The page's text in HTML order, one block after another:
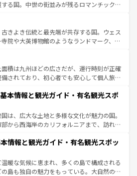
理はユネスコ無形文化遺産にも登録されて
ダー畑など、多彩な楽しみ方が可能だ。さ
外の地域にも魅力が溢れており、どの街角に
文化が息づいている。パリ以外の個性あふ
い。
る国。中世の街並みが残るロマンチック街
は、どこを歩いても飽きることがない。ベ
活気、バイエルン州のアルプスの絶景、そ
沿いのワイン畑といった風景は必見。ビール
はぜひ体験してほしい。 なお、新着の
コンテンツ一覧を参照してほしい。
きよき伝統と最先端が共存する国。ウェス
寺院や大英博物館のようなランドマーク、歴
る魅力がある。また、優雅なアフタヌーン
ル好きにはたまらない英国パブ、サッカー観
からこそできる体験も豊富。イギリスを旅
照してほしい。
面積は九州ほどの広さだが、運行時刻が正確
されており、初心者でも安心して個人旅行
ま残る町や、スイスならではのユニークな
アルプス観光だけでなく町歩きも満喫する
国民の所得が高いため物価も高いが、旅行
ス提供のサービスもあり、うまく活用すれ
報はコンテンツ一覧を参照してほしい。
本情報と観光ガイド・有名観光スポ
は、広大な土地と多様な文化が魅力の国。
から西海岸のカリフォルニアまで、訪れる
市は、観光、ショッピング、エンターテイ
った刺激的なスポットだ。一方、アメリカ
が広がり、グランドキャニオンやイエロー
公園といった絶景が堪能できる。さらに、南
情報と観光ガイド・有名観光スポッ
暖な気候に恵まれ、多くの島で構成される
島も独自の魅力をもっている。大自然の神